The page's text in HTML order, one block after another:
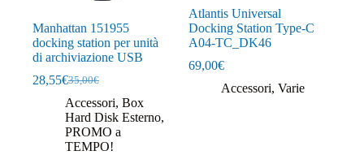
Manhattan 151955
docking station per unità
di archiviazione USB
35,00€
Il
prezzo
originale
era:
35,00€.
28,55€Il
prezzo
attuale
è:
28,55€.
Accessori, Box
Hard Disk Esterno,
PROMO a
TEMPO!
Atlantis Universal
Docking Station Type-C
A04-TC_DK46
69,00€
Accessori,Varie